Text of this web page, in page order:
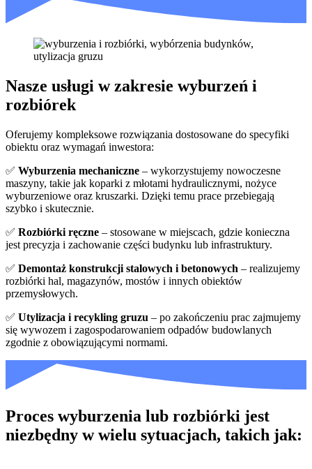
Nasze usługi w zakresie wyburzeń i
rozbiórek
Oferujemy kompleksowe rozwiązania dostosowane do specyfiki
obiektu oraz wymagań inwestora:
✅ Wyburzenia mechaniczne – wykorzystujemy nowoczesne
maszyny, takie jak koparki z młotami hydraulicznymi, nożyce
wyburzeniowe oraz kruszarki. Dzięki temu prace przebiegają
szybko i skutecznie.
✅ Rozbiórki ręczne – stosowane w miejscach, gdzie konieczna
jest precyzja i zachowanie części budynku lub infrastruktury.
✅ Demontaż konstrukcji stalowych i betonowych – realizujemy
rozbiórki hal, magazynów, mostów i innych obiektów
przemysłowych.
✅ Utylizacja i recykling gruzu – po zakończeniu prac zajmujemy
się wywozem i zagospodarowaniem odpadów budowlanych
zgodnie z obowiązującymi normami.
Proces wyburzenia lub rozbiórki jest
niezbędny w wielu sytuacjach, takich jak: